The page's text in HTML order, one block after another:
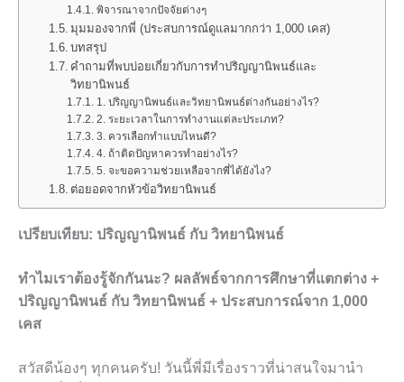
พิจารณาจากปัจจัยต่างๆ
มุมมองจากพี่ (ประสบการณ์ดูแลมากกว่า 1,000 เคส)
บทสรุป
คำถามที่พบบ่อยเกี่ยวกับการทำปริญญานิพนธ์และ
วิทยานิพนธ์
1. ปริญญานิพนธ์และวิทยานิพนธ์ต่างกันอย่างไร?
2. ระยะเวลาในการทำงานแต่ละประเภท?
3. ควรเลือกทำแบบไหนดี?
4. ถ้าติดปัญหาควรทำอย่างไร?
5. จะขอความช่วยเหลือจากพี่ได้ยังไง?
ต่อยอดจากหัวข้อวิทยานิพนธ์
เปรียบเทียบ: ปริญญานิพนธ์ กับ วิทยานิพนธ์
ทำไมเราต้องรู้จักกันนะ? ผลลัพธ์จากการศึกษาที่แตกต่าง +
ปริญญานิพนธ์ กับ วิทยานิพนธ์ + ประสบการณ์จาก 1,000
เคส
สวัสดีน้องๆ ทุกคนครับ! วันนี้พี่มีเรื่องราวที่น่าสนใจมานำ